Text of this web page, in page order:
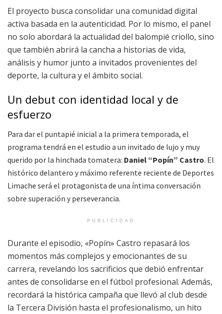
El proyecto busca consolidar una comunidad digital
activa basada en la autenticidad. Por lo mismo, el panel
no solo abordará la actualidad del balompié criollo, sino
que también abrirá la cancha a historias de vida,
análisis y humor junto a invitados provenientes del
deporte, la cultura y el ámbito social.
Un debut con identidad local y de
esfuerzo
Para dar el puntapié inicial a la primera temporada, el
programa tendrá en el estudio a un invitado de lujo y muy
querido por la hinchada tomatera: Daniel “Popín” Castro. El
histórico delantero y máximo referente reciente de Deportes
Limache será el protagonista de una íntima conversación
sobre superación y perseverancia.
PUBLICIDAD
Durante el episodio, «Popín» Castro repasará los
momentos más complejos y emocionantes de su
carrera, revelando los sacrificios que debió enfrentar
antes de consolidarse en el fútbol profesional. Además,
recordará la histórica campaña que llevó al club desde
la Tercera División hasta el profesionalismo, un hito